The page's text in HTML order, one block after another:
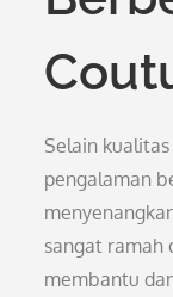
Selain
pengalaman
sangat ramah
membantu